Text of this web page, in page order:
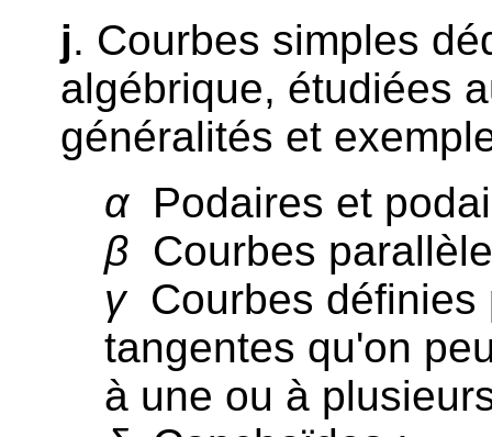
j. Courbes simples
algébrique, étudiées
généralités et
αPodaires et
β Courbes
γCourbes définies
tangentes qu'on
à une ou à